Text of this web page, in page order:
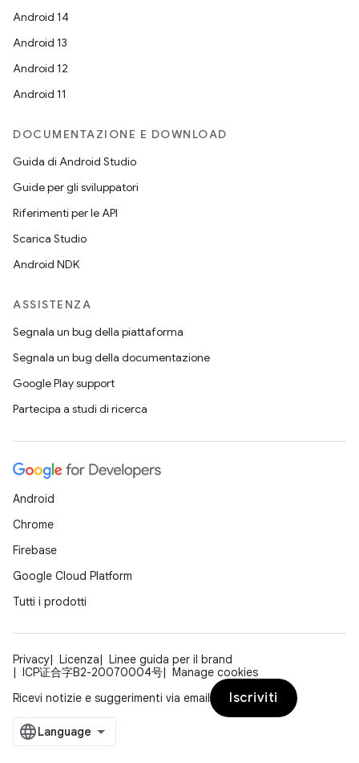
Android 14
Android 13
Android 12
Android 11
DOCUMENTAZIONE E DOWNLOAD
Guida di Android Studio
Guide per gli sviluppatori
Riferimenti per le API
Scarica Studio
Android NDK
ASSISTENZA
Segnala un bug della piattaforma
Segnala un bug della documentazione
Google Play support
Partecipa a studi di ricerca
Android
Chrome
Firebase
Google Cloud Platform
Tutti i prodotti
Privacy Licenza
Linee guida per il brand
ICP证合字B2-20070004号
Manage cookies
Ricevi notizie e suggerimenti via email
Iscriviti